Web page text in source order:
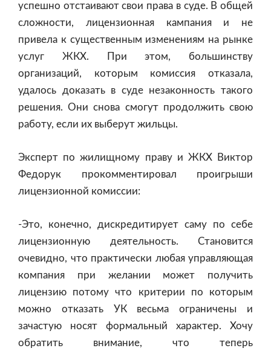
успешно отстаивают свои права в суде. В общей
сложности, лицензионная кампания и не
привела к существенным изменениям на рынке
услуг ЖКХ. При этом, большинству
организаций, которым комиссия отказала,
удалось доказать в суде незаконность такого
решения. Они снова смогут продолжить свою
работу, если их выберут жильцы.
Эксперт по жилищному праву и ЖКХ Виктор
Федорук прокомментировал проигрыши
лицензионной комиссии:
-Это, конечно, дискредитирует саму по себе
лицензионную деятельность. Становится
очевидно, что практически любая управляющая
компания при желании может получить
лицензию потому что критерии по которым
можно отказать УК весьма ограничены и
зачастую носят формальный характер. Хочу
обратить внимание, что теперь